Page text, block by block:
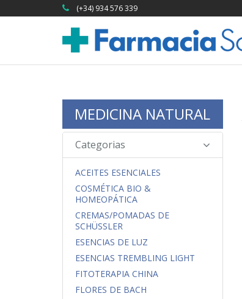
(+34) 934 576 339
MEDICINA NATURAL
Categorias
ACEITES ESENCIALES
COSMÉTICA BIO &
HOMEOPÁTICA
CREMAS/POMADAS DE
SCHÜSSLER
ESENCIAS DE LUZ
ESENCIAS TREMBLING LIGHT
FITOTERAPIA CHINA
FLORES DE BACH